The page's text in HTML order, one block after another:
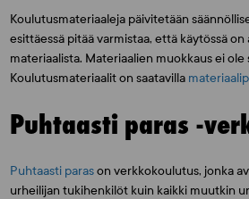
Koulutusmateriaaleja päivitetään
esittäessä pitää varmistaa, että käytössä
materiaalista. Materiaalien muokkaus ei ole
Koulutusmateriaalit on saatavilla
Puhtaasti paras -
Puhtaasti parason verkkokoulutus, jonka
urheilijan tukihenkilöt kuin kaikki muutkin